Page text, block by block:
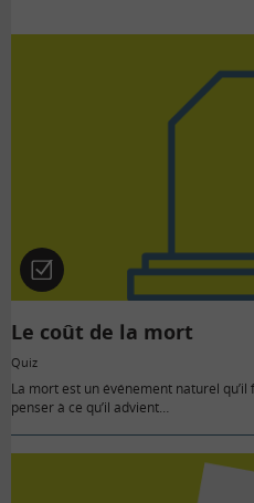
Quiz
Le coût de la mort
Quiz
La mort est un événement naturel
penser à ce qu’il advient…